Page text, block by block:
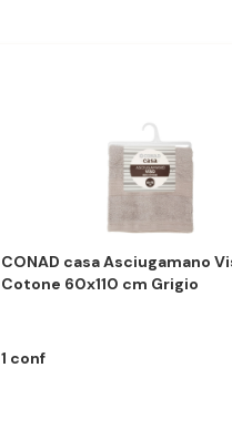
CONAD casa Asciugamano
Cotone 60x110 cm Grigio
1 conf